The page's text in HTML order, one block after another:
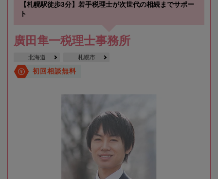
【札幌駅徒歩3分】若手税理士が次世代の相続までサポー
ト
廣田隼一税理士事務所
北海道 札幌市
初回相談無料